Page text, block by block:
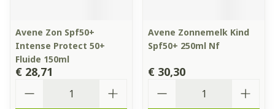
Avene Zon Spf50+
Intense Protect 50+
Fluide 150ml
€ 28,71
Avene Zonnemelk Kind
Spf50+ 250ml Nf
€ 30,30